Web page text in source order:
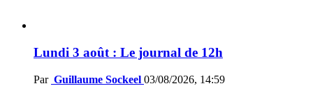
Lundi 3 août : Le journal de 12h
Par Guillaume Sockeel 03/08/2026, 14:59